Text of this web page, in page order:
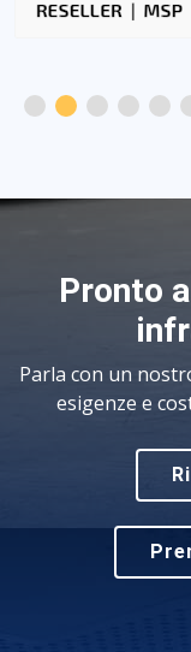
Pronto
Parla con un
esigenze e